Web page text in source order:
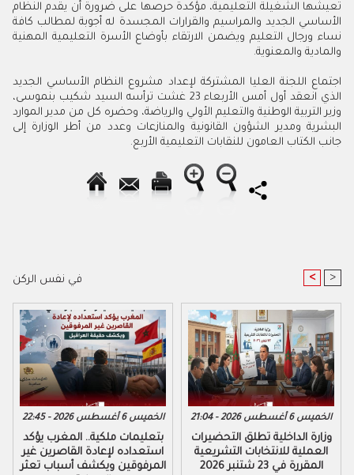
تعيشها الشغيلة التعليمية، مؤكدة حرصها على ضرورة أن يقدم النظام
الأساسي الجديد والمراسيم والقرارات المجسدة له أجوبة لمطالب كافة
نساء ورجال التعليم ويضمن الارتقاء بأوضاع الأسرة التعليمية المهنية
والمادية والمعنوية.
اجتماع اللجنة العليا المشتركة لإعداد مشروع النظام الأساسي الجديد
الذي انعقد أول أمس الأربعاء 23 غشت ترأسه السيد شكيب بنموسى،
وزير التربية الوطنية والتعليم الأولي والرياضة، وحضره كل من مدير الموارد
البشرية ومدير الشؤون القانونية والمنازعات وعدد من أطر الوزارة إلى
جانب الكتاب العامون للنقابات التعليمية الأربع.
في نفس الركن < >
الخميس 6 أغسطس 2026 - 22:45
بتعليمات ملكية.. المغرب يؤكد
استعداده لإعادة القاصرين غير
المرفوقين ويكشف أسباب تعثر
الخميس 6 أغسطس 2026 - 21:04
وزارة الداخلية تطلق التحضيرات
العملية للانتخابات التشريعية
المقررة في 23 شتنبر 2026